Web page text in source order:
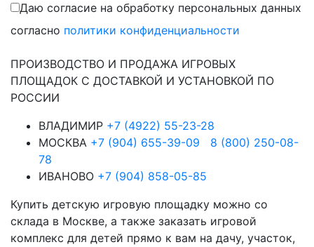
Даю согласие на обработку персональных данных
согласно политики конфиденциальности
ПРОИЗВОДСТВО И ПРОДАЖА ИГРОВЫХ
ПЛОЩАДОК С ДОСТАВКОЙ И УСТАНОВКОЙ ПО
РОССИИ
ВЛАДИМИР +7 (4922) 55-23-28
МОСКВА +7 (904) 655-39-09
8 (800) 250-08-
78
ИВАНОВО +7 (904) 858-05-85
Купить детскую игровую площадку можно со
склада в Москве, а также заказать игровой
комплекс для детей прямо к вам на дачу, участок,